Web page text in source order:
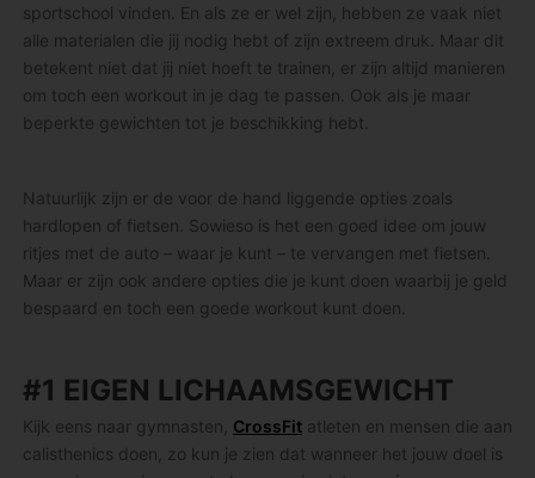
sportschool vinden. En als ze er wel zijn, hebben ze vaak niet
alle materialen die jij nodig hebt of zijn extreem druk. Maar dit
betekent niet dat jij niet hoeft te trainen, er zijn altijd manieren
om toch een workout in je dag te passen. Ook als je maar
beperkte gewichten tot je beschikking hebt.
Natuurlijk zijn er de voor de hand liggende opties zoals
hardlopen of fietsen. Sowieso is het een goed idee om jouw
ritjes met de auto – waar je kunt – te vervangen met fietsen.
Maar er zijn ook andere opties die je kunt doen waarbij je geld
bespaard en toch een goede workout kunt doen.
#1 EIGEN LICHAAMSGEWICHT
Kijk eens naar gymnasten, CrossFitatleten en mensen die aan
calisthenics doen, zo kun je zien dat wanneer het jouw doel is